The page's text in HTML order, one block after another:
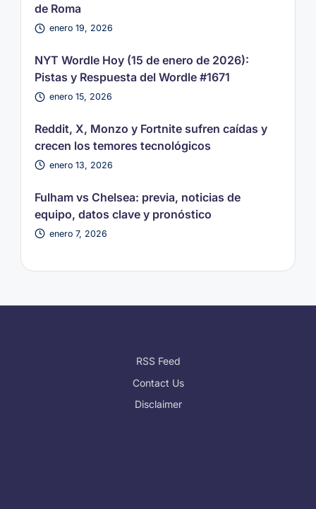
de Roma
enero 19, 2026
NYT Wordle Hoy (15 de enero de 2026):
Pistas y Respuesta del Wordle #1671
enero 15, 2026
Reddit, X, Monzo y Fortnite sufren caídas y
crecen los temores tecnológicos
enero 13, 2026
Fulham vs Chelsea: previa, noticias de
equipo, datos clave y pronóstico
enero 7, 2026
RSS Feed
Contact Us
Disclaimer